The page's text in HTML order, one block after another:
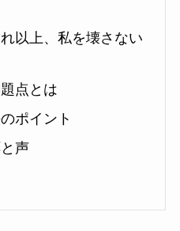
以上、私を壊さない
点とは
ポイント
声